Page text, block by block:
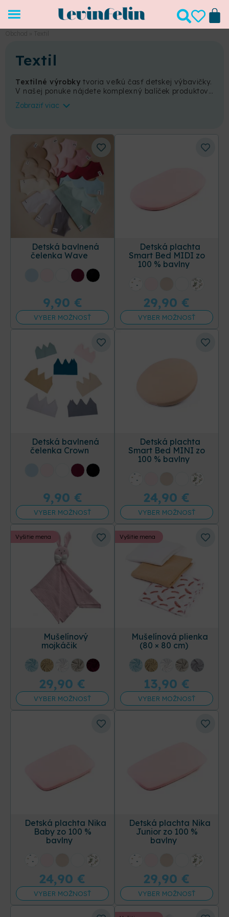
Textil
Textilné výrobky tvoria veľkú časť detskej výbavičky.
V našej ponuke nájdete komplexný balíček produktov,
ktoré by ju mali tvoriť a sprevádzať dieťatko od
narodenia až do niekoľkých rokov.
mnoho ďalšieho. Všetky produkty, ktoré nájdete v
našej ponuke prechádzajú
šikovnými rukami našich
krajčírok
. Sú kompletne navrhnuté tak, aby vaše
dieťatko dostalo len to najlepšie. Materiály spĺňajú
normu
Oeko-Tex standard 100
aby prišli do styku s citlivou detskou pokožkou.
Textilné produkty si môžete navrhnúť podľa svojich
predstáv, keďže ponúkame niekoľko materiálov a
veľké množstvo farieb a vzorov. Vďaka širokému
výberu si môžete vyskladať originálnu detskú
výbavičku, ktorá bude podľa vašich preferencií a
vkusu.
Zobraziť viac
Detská bavlnená
čelenka Wave
9,90 €
VYBER MOŽNOSŤ
Detská plachta
Smart Bed MIDI zo
100 % bavlny
29,90 €
VYBER MOŽNOSŤ
Detská bavlnená
čelenka Crown
9,90 €
VYBER MOŽNOSŤ
Detská plachta
Smart Bed MINI zo
100 % bavlny
24,90 €
VYBER MOŽNOSŤ
Mušelínový
mojkáčik
29,90 €
VYBER MOŽNOSŤ
Vyšitie mena
Mušelínová plienka
(80 × 80 cm)
13,90 €
VYBER MOŽNOSŤ
Vyšitie mena
Detská plachta Nika
Baby zo 100 %
bavlny
24,90 €
VYBER MOŽNOSŤ
Detská plachta Nika
Junior zo 100 %
bavlny
29,90 €
VYBER MOŽNOSŤ